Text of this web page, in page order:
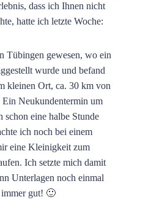
dass ich Ihnen nicht
hatte ich letzte Woche:
Tübingen gewesen, wo ein
wurde und befand
kleinen Ort, ca. 30 km von
Ein Neukundentermin um
schon eine halbe Stunde
ich noch bei einem
eine Kleinigkeit zum
Ich setzte mich damit
Unterlagen noch einmal
immer gut! 🙂